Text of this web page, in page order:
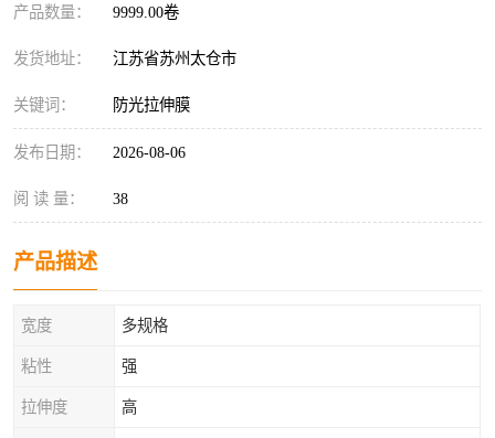
产品数量： 9999.00卷
发货地址： 江苏省苏州太仓市
关键词： 防光拉伸膜
发布日期： 2026-08-06
阅 读 量： 38
产品描述
宽度 多规格
粘性 强
拉伸度 高